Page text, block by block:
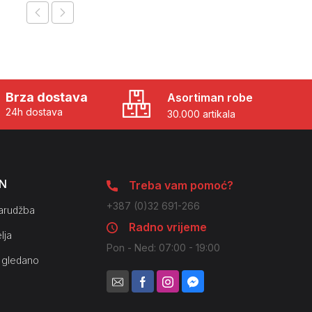
Brza dostava
24h dostava
Asortiman robe
30.000 artikala
Treba vam pomoć?
+387 (0)32 691-266
Radno vrijeme
Pon - Ned: 07:00 - 19:00